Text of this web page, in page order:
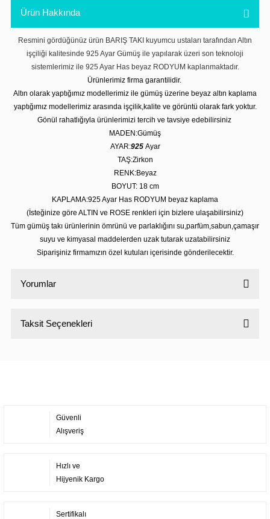
Ürün Hakkında
Resmini gördüğünüz ürün BARIŞ TAKI kuyumcu ustaları tarafından Altın
işçiliği kalitesinde 925 Ayar Gümüş ile yapılarak üzeri son teknoloji
sistemlerimiz ile 925 Ayar Has beyaz RODYUM kaplanmaktadır.
Ürünlerimiz firma garantilidir.
Altın olarak yaptığımız modellerimiz ile gümüş üzerine beyaz altın kaplama
yaptığımız modellerimiz arasında işçilik,kalite ve görüntü olarak fark yoktur.
Gönül rahatlığıyla ürünlerimizi tercih ve tavsiye edebilirsiniz
MADEN:Gümüş
AYAR:925 Ayar
TAŞ:Zirkon
RENK:Beyaz
BOYUT: 18 cm
KAPLAMA:925 Ayar Has RODYUM beyaz kaplama
(İsteğinize göre ALTIN ve ROSE renkleri için bizlere ulaşabilirsiniz)
Tüm gümüş takı ürünlerinin ömrünü ve parlaklığını su,parfüm,sabun,çamaşır
suyu ve kimyasal maddelerden uzak tutarak uzatabilirsiniz
Siparişiniz firmamızın özel kutuları içerisinde gönderilecektir.
Yorumlar
Taksit Seçenekleri
Güvenli
Alışveriş
Hızlı ve
Hijyenik Kargo
Sertifikalı